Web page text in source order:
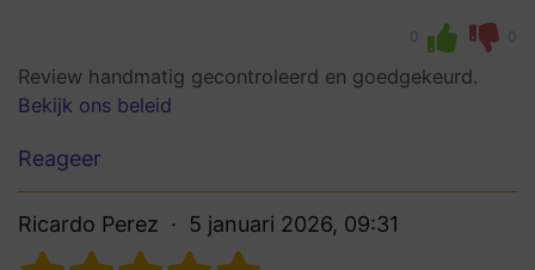
0 0
Review handmatig gecontroleerd en goedgekeurd.
Bekijk ons beleid
Reageer
Ricardo Perez 5 januari 2026, 09:31